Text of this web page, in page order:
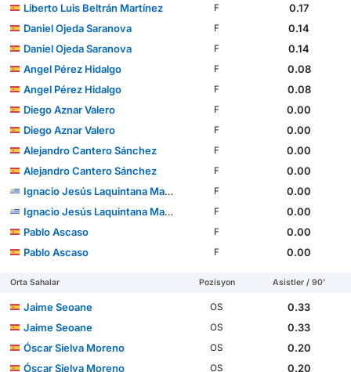
Liberto Luis Beltrán Martínez
F
0.17
Daniel Ojeda Saranova
F
0.14
Daniel Ojeda Saranova
F
0.14
Angel Pérez Hidalgo
F
0.08
Angel Pérez Hidalgo
F
0.08
Diego Aznar Valero
F
0.00
Diego Aznar Valero
F
0.00
Alejandro Cantero Sánchez
F
0.00
Alejandro Cantero Sánchez
F
0.00
Ignacio Jesús Laquintana Marsico
F
0.00
Ignacio Jesús Laquintana Marsico
F
0.00
Pablo Ascaso
F
0.00
Pablo Ascaso
F 0.00
Orta Sahalar Pozisyon Asistler / 90'
Jaime Seoane OS
0.33
Jaime Seoane
OS
0.33
Óscar Sielva Moreno
OS
0.20
Óscar Sielva Moreno
OS
0.20